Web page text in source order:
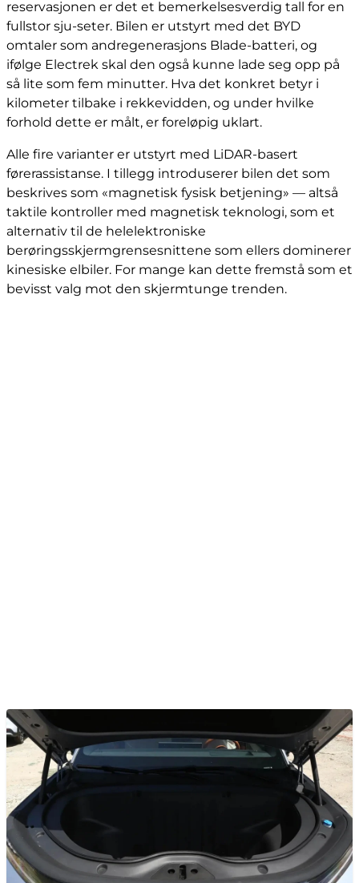
reservasjonen er det et bemerkelsesverdig tall for en
fullstor sju-seter. Bilen er utstyrt med det BYD
omtaler som andregenerasjons Blade-batteri, og
ifølge Electrek skal den også kunne lade seg opp på
så lite som fem minutter. Hva det konkret betyr i
kilometer tilbake i rekkevidden, og under hvilke
forhold dette er målt, er foreløpig uklart.
Alle fire varianter er utstyrt med LiDAR-basert
førerassistanse. I tillegg introduserer bilen det som
beskrives som «magnetisk fysisk betjening» — altså
taktile kontroller med magnetisk teknologi, som et
alternativ til de helelektroniske
berøringsskjermgrensesnittene som ellers dominerer
kinesiske elbiler. For mange kan dette fremstå som et
bevisst valg mot den skjermtunge trenden.